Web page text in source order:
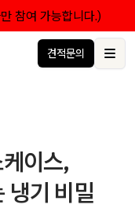
참여 가능합니다.)
한성쇼케이스
견적문의
이스,
기 비밀